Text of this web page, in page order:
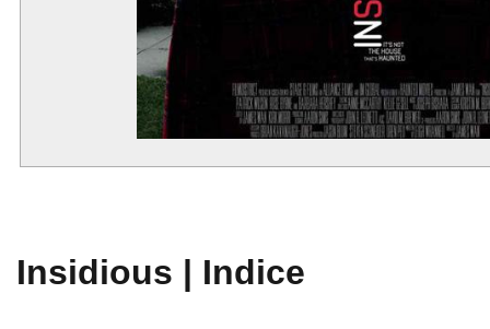
Insidious | Indice